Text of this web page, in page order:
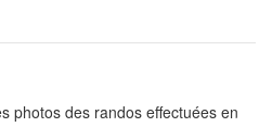
photos des randos effectuées en